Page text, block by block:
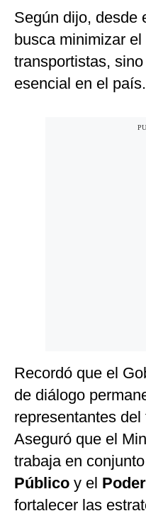
Según dijo, desde
busca minimizar
transportistas,
esencial en el país.
Recordó que el
de diálogo
representantes
Aseguró que el
trabaja en
Público y el
fortalecer las